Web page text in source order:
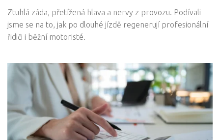
Ztuhlá záda, přetížená hlava a nervy z provozu. Podívali
jsme se na to, jak po dlouhé jízdě regenerují profesionální
řidiči i běžní motoristé.